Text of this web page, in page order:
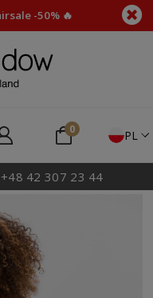
-50% 🔥
PL
+48 42 307 23 44